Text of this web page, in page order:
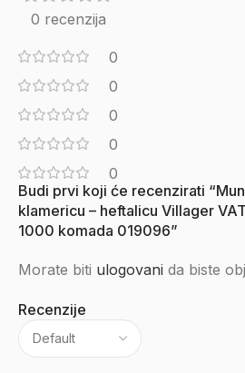
0 recenzija
0
0
0
0
0
Recenzije
Budi prvi koji će recenzirati
klamericu – heftalicu Villager
1000 komada 019096”
Morate biti ulogovani da biste